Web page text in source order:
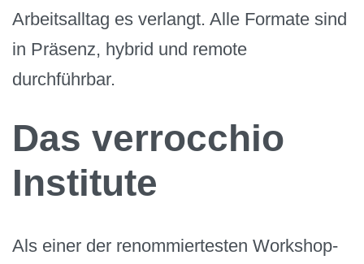
Arbeitsalltag es verlangt. Alle Formate sind
in Präsenz, hybrid und remote
durchführbar.
Das verrocchio
Institute
Als einer der renommiertesten Workshop-